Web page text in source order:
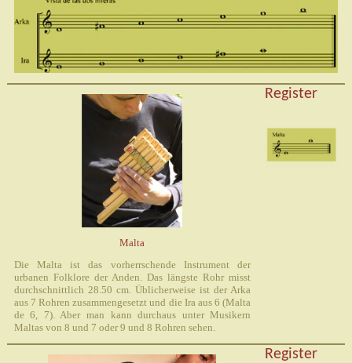
Malta
Die Malta ist das vorherrschende Instrument der
urbanen Folklore der Anden. Das längste Rohr misst
durchschnittlich 28.50 cm. Üblicherweise ist der Arka
aus 7 Rohren zusammengesetzt und die Ira aus 6 (Malta
de 6, 7). Aber man kann durchaus unter Musikern
Maltas von 8 und 7 oder 9 und 8 Rohren sehen.
Register
Register